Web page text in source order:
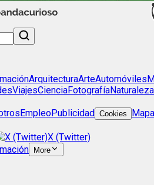
ArquitecturaArteAutomóviles
ViajesCienciaFotografíaNaturaleza
EmpleoPublicidad Cookies
X (Twitter)
More